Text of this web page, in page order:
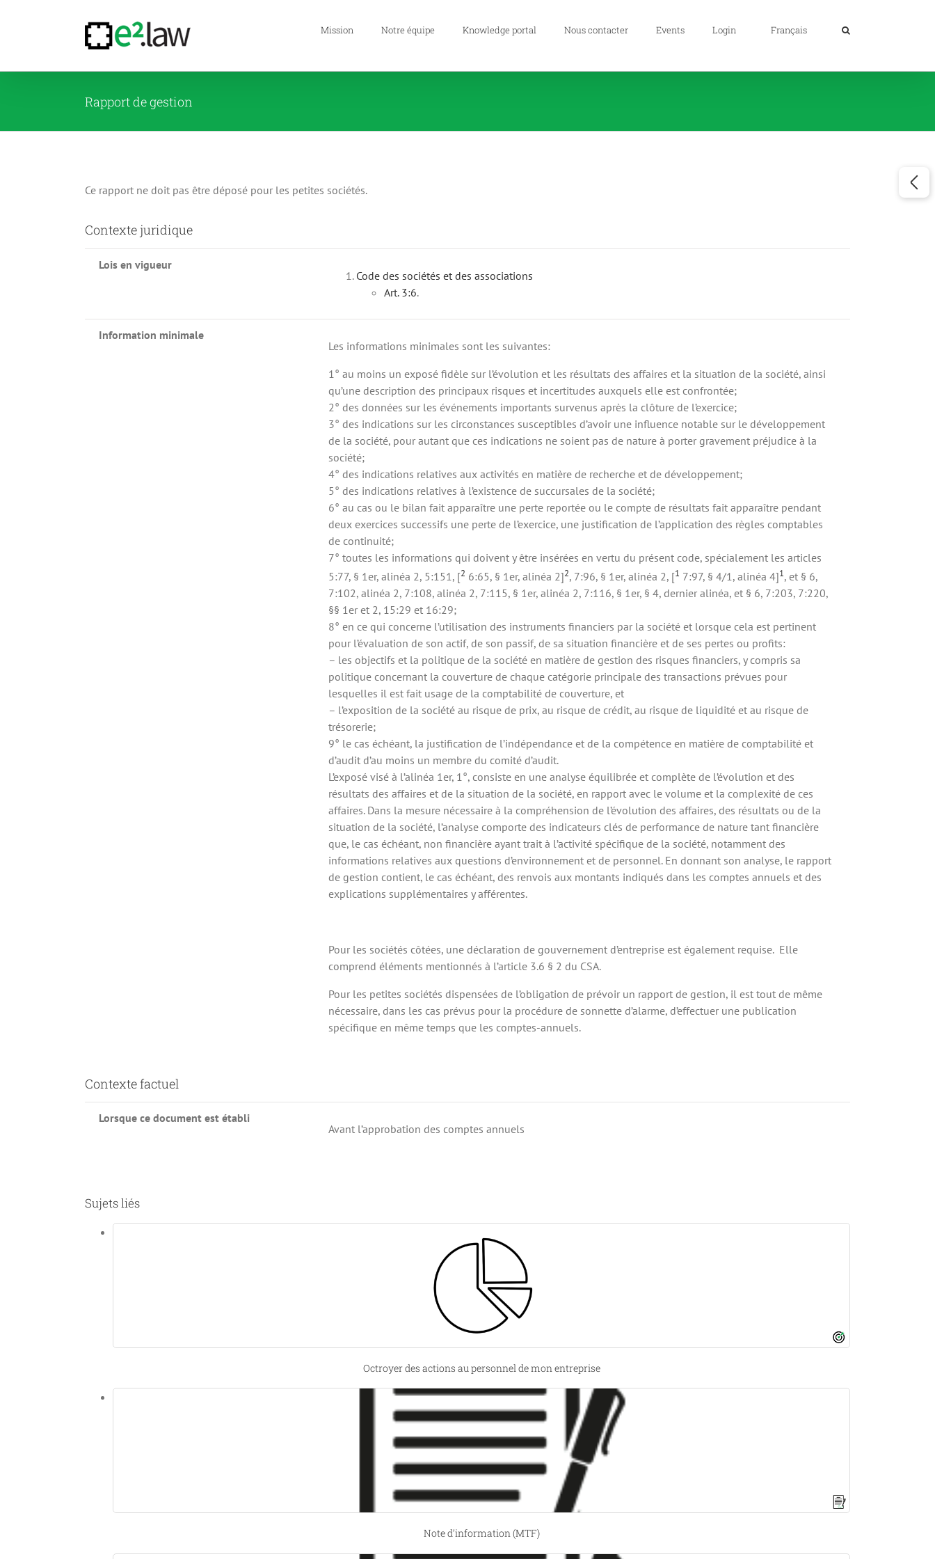
Mission Notre équipe Knowledge portal Nous contacter Events Login Français
Rapport de gestion
Ce rapport ne doit pas être déposé pour les petites sociétés.
Contexte juridique
Lois en vigueur
Code des sociétés et des associations
Art. 3:6.
Information minimale
Les informations minimales sont les suivantes:
1° au moins un exposé fidèle sur l’évolution et les résultats des affaires et la situation de la société, ainsi
qu’une description des principaux risques et incertitudes auxquels elle est confrontée;
2° des données sur les événements importants survenus après la clôture de l’exercice;
3° des indications sur les circonstances susceptibles d’avoir une influence notable sur le développement
de la société, pour autant que ces indications ne soient pas de nature à porter gravement préjudice à la
société;
4° des indications relatives aux activités en matière de recherche et de développement;
5° des indications relatives à l’existence de succursales de la société;
6° au cas ou le bilan fait apparaître une perte reportée ou le compte de résultats fait apparaître pendant
deux exercices successifs une perte de l’exercice, une justification de l’application des règles comptables
de continuité;
7° toutes les informations qui doivent y être insérées en vertu du présent code, spécialement les articles
5:77, § 1er, alinéa 2, 5:151, [2 6:65, § 1er, alinéa 2]2, 7:96, § 1er, alinéa 2, [1 7:97, § 4/1, alinéa 4]1, et § 6,
7:102, alinéa 2, 7:108, alinéa 2, 7:115, § 1er, alinéa 2, 7:116, § 1er, § 4, dernier alinéa, et § 6, 7:203, 7:220,
§§ 1er et 2, 15:29 et 16:29;
8° en ce qui concerne l’utilisation des instruments financiers par la société et lorsque cela est pertinent
pour l’évaluation de son actif, de son passif, de sa situation financière et de ses pertes ou profits:
– les objectifs et la politique de la société en matière de gestion des risques financiers, y compris sa
politique concernant la couverture de chaque catégorie principale des transactions prévues pour
lesquelles il est fait usage de la comptabilité de couverture, et
– l’exposition de la société au risque de prix, au risque de crédit, au risque de liquidité et au risque de
trésorerie;
9° le cas échéant, la justification de l’indépendance et de la compétence en matière de comptabilité et
d’audit d’au moins un membre du comité d’audit.
L’exposé visé à l’alinéa 1er, 1°, consiste en une analyse équilibrée et complète de l’évolution et des
résultats des affaires et de la situation de la société, en rapport avec le volume et la complexité de ces
affaires. Dans la mesure nécessaire à la compréhension de l’évolution des affaires, des résultats ou de la
situation de la société, l’analyse comporte des indicateurs clés de performance de nature tant financière
que, le cas échéant, non financière ayant trait à l’activité spécifique de la société, notamment des
informations relatives aux questions d’environnement et de personnel. En donnant son analyse, le rapport
de gestion contient, le cas échéant, des renvois aux montants indiqués dans les comptes annuels et des
explications supplémentaires y afférentes.
Pour les sociétés côtées, une déclaration de gouvernement d’entreprise est également requise. Elle
comprend éléments mentionnés à l’article 3.6 § 2 du CSA.
Pour les petites sociétés dispensées de l’obligation de prévoir un rapport de gestion, il est tout de même
nécessaire, dans les cas prévus pour la procédure de sonnette d’alarme, d’effectuer une publication
spécifique en même temps que les comptes-annuels.
Contexte factuel
Lorsque ce document est établi
Avant l’approbation des comptes annuels
Sujets liés
Octroyer des actions au personnel de mon entreprise
Note d’information (MTF)